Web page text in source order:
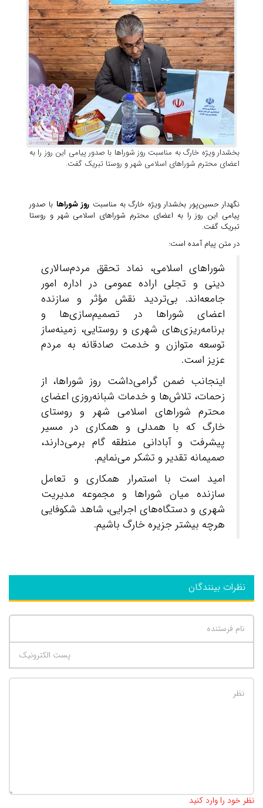
بخشدار ویژه خارگ به مناسبت روز شوراها با صدور پیامی این روز را به
اعضای محترم شوراهای اسلامی شهر و روستا تبریک گفت.
نگهدار حسین‌پور بخشدار ویژه خارگ به مناسبت روز شوراها با صدور
پیامی این روز را به اعضای محترم شوراهای اسلامی شهر و روستا
تبریک گفت.
در متن پیام آمده است:
شوراهای اسلامی، نماد تحقق مردم‌سالاری
دینی و تجلی اراده عمومی در اداره امور
جامعه‌اند. بی‌تردید نقش مؤثر و سازنده
اعضای شوراها در تصمیم‌سازی‌ها و
برنامه‌ریزی‌های شهری و روستایی، زمینه‌ساز
توسعه متوازن و خدمت صادقانه به مردم
عزیز است.
اینجانب ضمن گرامی‌داشت روز شوراها، از
زحمات، تلاش‌ها و خدمات شبانه‌روزی اعضای
محترم شوراهای اسلامی شهر و روستای
خارگ که با همدلی و همکاری در مسیر
پیشرفت و آبادانی منطقه گام برمی‌دارند،
صمیمانه تقدیر و تشکر می‌نمایم.
امید است با استمرار همکاری و تعامل
سازنده میان شوراها و مجموعه مدیریت
شهری و دستگاه‌های اجرایی، شاهد شکوفایی
هرچه بیشتر جزیره خارگ باشیم.
نظرات بینندگان
نظر خود را وارد کنید